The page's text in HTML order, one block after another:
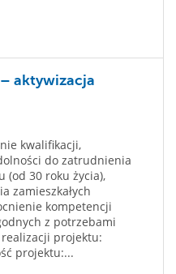
aktywizacja
kwalifikacji,
do zatrudnienia
(od 30 roku życia),
zamieszkałych
kompetencji
z potrzebami
projektu:
projektu:...